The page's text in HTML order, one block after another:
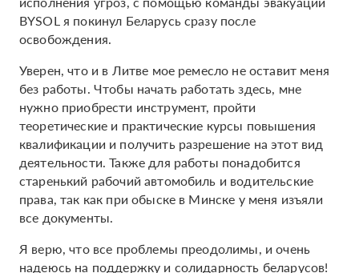
BYSOL я покинул Беларусь сразу после
освобождения.
Уверен, что и в Литве мое ремесло не оставит меня
без работы. Чтобы начать работать здесь, мне
нужно приобрести инструмент, пройти
теоретические и практические курсы повышения
квалификации и получить разрешение на этот вид
деятельности. Также для работы понадобится
старенький рабочий автомобиль и водительские
права, так как при обыске в Минске у меня изъяли
все документы.
Я верю, что все проблемы преодолимы, и очень
надеюсь на поддержку и солидарность беларусов!